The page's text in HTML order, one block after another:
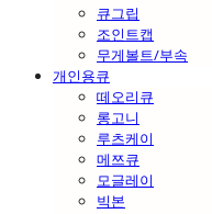
큐그립
조인트캡
무게볼트/부속
개인용큐
떼오리큐
롱고니
루츠케이
메쯔큐
모글레이
빅본